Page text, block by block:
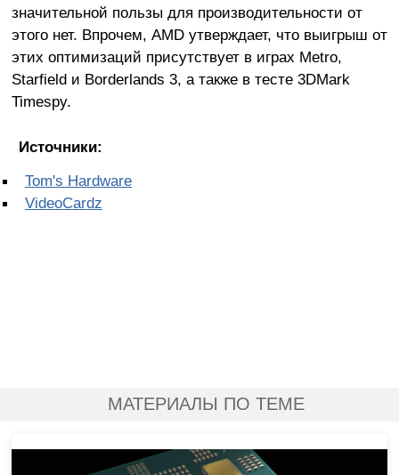
значительной пользы для производительности от
этого нет. Впрочем, AMD утверждает, что выигрыш от
этих оптимизаций присутствует в играх Metro,
Starfield и Borderlands 3, а также в тесте 3DMark
Timespy.
Источники:
Tom's Hardware
VideoCardz
МАТЕРИАЛЫ ПО ТЕМЕ